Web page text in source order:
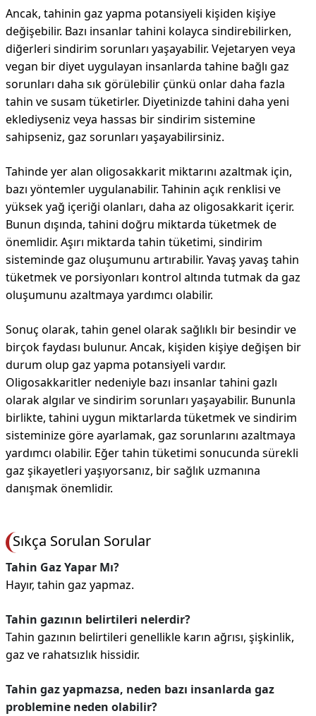
Ancak, tahinin gaz yapma potansiyeli kişiden kişiye
değişebilir. Bazı insanlar tahini kolayca sindirebilirken,
diğerleri sindirim sorunları yaşayabilir. Vejetaryen veya
vegan bir diyet uygulayan insanlarda tahine bağlı gaz
sorunları daha sık görülebilir çünkü onlar daha fazla
tahin ve susam tüketirler. Diyetinizde tahini daha yeni
eklediyseniz veya hassas bir sindirim sistemine
sahipseniz, gaz sorunları yaşayabilirsiniz.
Tahinde yer alan oligosakkarit miktarını azaltmak için,
bazı yöntemler uygulanabilir. Tahinin açık renklisi ve
yüksek yağ içeriği olanları, daha az oligosakkarit içerir.
Bunun dışında, tahini doğru miktarda tüketmek de
önemlidir. Aşırı miktarda tahin tüketimi, sindirim
sisteminde gaz oluşumunu artırabilir. Yavaş yavaş tahin
tüketmek ve porsiyonları kontrol altında tutmak da gaz
oluşumunu azaltmaya yardımcı olabilir.
Sonuç olarak, tahin genel olarak sağlıklı bir besindir ve
birçok faydası bulunur. Ancak, kişiden kişiye değişen bir
durum olup gaz yapma potansiyeli vardır.
Oligosakkaritler nedeniyle bazı insanlar tahini gazlı
olarak algılar ve sindirim sorunları yaşayabilir. Bununla
birlikte, tahini uygun miktarlarda tüketmek ve sindirim
sisteminize göre ayarlamak, gaz sorunlarını azaltmaya
yardımcı olabilir. Eğer tahin tüketimi sonucunda sürekli
gaz şikayetleri yaşıyorsanız, bir sağlık uzmanına
danışmak önemlidir.
Sıkça Sorulan Sorular
Tahin Gaz Yapar Mı?
Hayır, tahin gaz yapmaz.
Tahin gazının belirtileri nelerdir?
Tahin gazının belirtileri genellikle karın ağrısı, şişkinlik,
gaz ve rahatsızlık hissidir.
Tahin gaz yapmazsa, neden bazı insanlarda gaz
problemine neden olabilir?